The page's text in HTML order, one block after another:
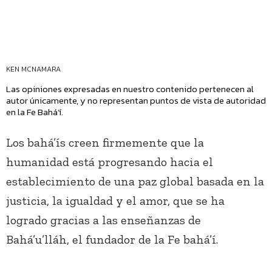
KEN MCNAMARA
Las opiniones expresadas en nuestro contenido pertenecen al
autor únicamente, y no representan puntos de vista de autoridad
en la Fe Bahá’í.
Los bahá’ís creen firmemente que la
humanidad está progresando hacia el
establecimiento de una paz global basada en la
justicia, la igualdad y el amor, que se ha
logrado gracias a las enseñanzas de
Bahá’u’lláh, el fundador de la Fe bahá’í.